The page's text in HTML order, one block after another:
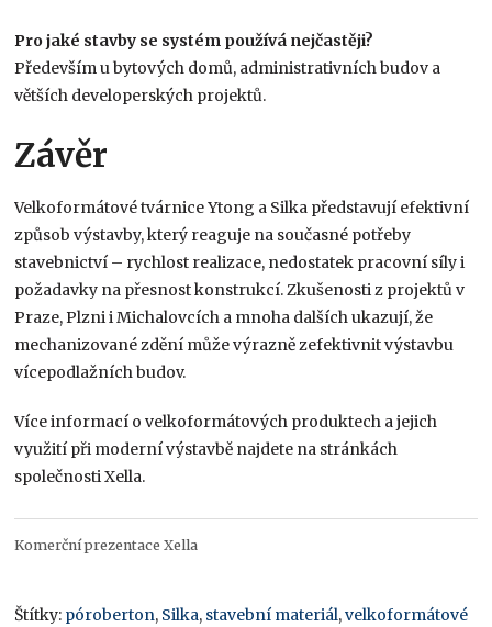
Pro jaké stavby se systém používá nejčastěji?
Především u bytových domů, administrativních budov a
větších developerských projektů.
Závěr
Velkoformátové tvárnice Ytong a Silka představují efektivní
způsob výstavby, který reaguje na současné potřeby
stavebnictví – rychlost realizace, nedostatek pracovní síly i
požadavky na přesnost konstrukcí. Zkušenosti z projektů v
Praze, Plzni i Michalovcích a mnoha dalších ukazují, že
mechanizované zdění může výrazně zefektivnit výstavbu
vícepodlažních budov.
Více informací o velkoformátových produktech a jejich
využití při moderní výstavbě najdete na stránkách
společnosti Xella.
Komerční prezentace Xella
Štítky: póroberton, Silka, stavební materiál,velkoformátové